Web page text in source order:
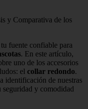
tu fuente confiable para
. En este artículo,
uno de los accesorios
el collar redondo.
identificación de nuestras
seguridad y comodidad